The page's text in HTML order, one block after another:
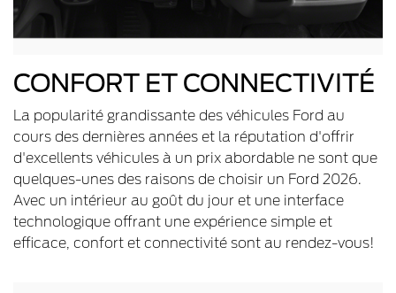
CONFORT ET CONNECTIVITÉ
La popularité grandissante des véhicules Ford au
cours des dernières années et la réputation d'offrir
d'excellents véhicules à un prix abordable ne sont que
quelques-unes des raisons de choisir un Ford 2026.
Avec un intérieur au goût du jour et une interface
technologique offrant une expérience simple et
efficace, confort et connectivité sont au rendez-vous!